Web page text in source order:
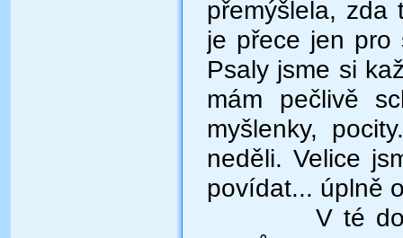
přemýšlela, zda
je přece jen pro
Psaly jsme si
mám pečlivě
myšlenky,
neděli. Velice
povídat... úplně
V té